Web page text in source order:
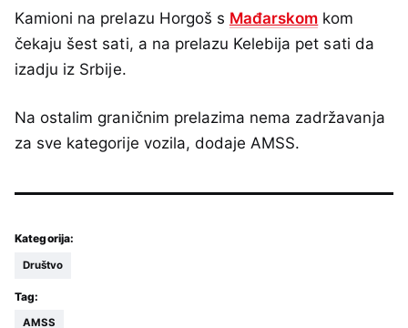
Kamioni na prelazu Horgoš s Mađarskom kom
čekaju šest sati, a na prelazu Kelebija pet sati da
izadju iz Srbije.
Na ostalim graničnim prelazima nema zadržavanja
za sve kategorije vozila, dodaje AMSS.
Kategorija:
Društvo
Tag:
AMSS